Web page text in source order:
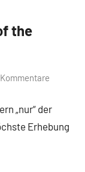
the
„nur“ der
Erhebung